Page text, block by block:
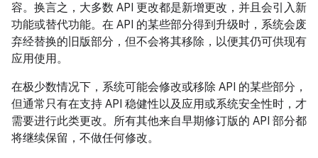
容。换言之，大多数 API 更改都是新增更改，并且会引入新
功能或替代功能。在 API 的某些部分得到升级时，系统会废
弃经替换的旧版部分，但不会将其移除，以便其仍可供现有
应用使用。
在极少数情况下，系统可能会修改或移除 API 的某些部分，
但通常只有在支持 API 稳健性以及应用或系统安全性时，才
需要进行此类更改。所有其他来自早期修订版的 API 部分都
将继续保留，不做任何修改。